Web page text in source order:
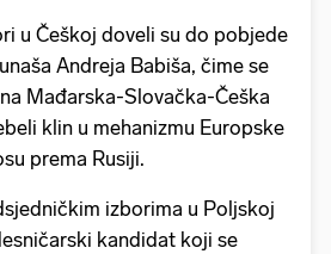
u Češkoj doveli su do pobjede
Andreja Babiša, čime se
Mađarska-Slovačka-Češka
klin u mehanizmu Europske
prema Rusiji.
izborima u Poljskoj
kandidat koji se